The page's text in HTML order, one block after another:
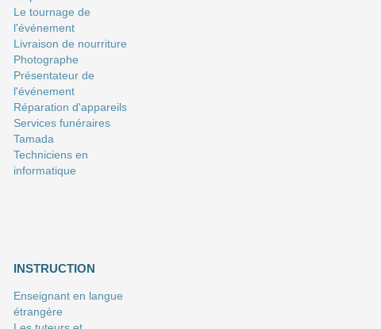
Le tournage de
l'événement
Livraison de nourriture
Photographe
Présentateur de
l'événement
Réparation d'appareils
Services funéraires
Tamada
Techniciens en
informatique
INSTRUCTION
Enseignant en langue
étrangère